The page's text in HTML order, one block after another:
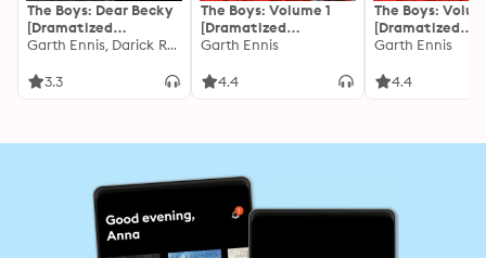
The Boys: Dear Becky
[Dramatized
Adaptation]: The Boys
Garth Ennis, Darick Robertson
3.3
The Boys: Volume 1
[Dramatized
Adaptation]
Garth Ennis
4.4
The Boys:
[Dramatized
Adaptation]
Garth Ennis
4.4